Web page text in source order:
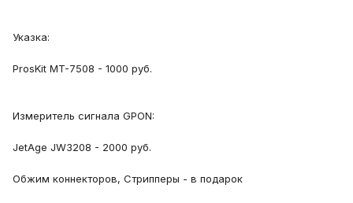
Указка:
ProsKit MT-7508 - 1000 руб.
Измеритель сигнала GPON:
JetAge JW3208 - 2000 руб.
Обжим коннекторов, Стрипперы - в подарок